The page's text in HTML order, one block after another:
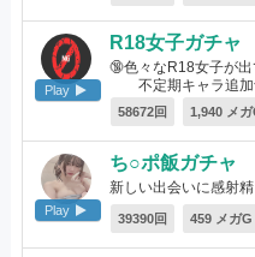
Play
R18女子ガチャ
🔞色々なR18女子
不定期キャラ追加
58672回 1,940 メガ
Play
ち○ポ飯ガチャ
新しい出会いに感射精
39390回 459 メガG